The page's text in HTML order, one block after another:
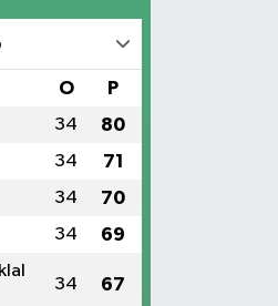
O P
34 80
34 71
34 70
34 69
34 67